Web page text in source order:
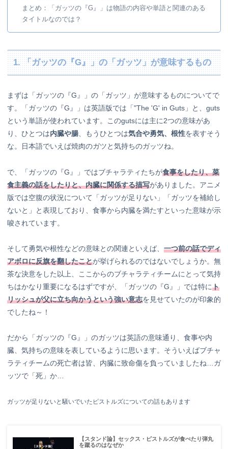
まとめ：「ガッツの『G』」は物語の内容や単語と関連のある
タイトルなのでは？
1. 「ガッツの『G』」の「ガッツ」が意味するもの
まずは「ガッツの『G』」の「ガッツ」が意味するものについてで
す。「ガッツの『G』」は英語版では「"The 'G' in Guts」と、guts
という単語が使われています。このgutsには主に2つの意味があ
り、ひとつは内臓や腸、もうひとつは気合や勇気、根性を表すそう
な。日本語でいえば焼肉のガツと気持ちのガッツね。
で、「ガッツの『G』」ではブチャラティたちが食事をしたり、菜
食主義の話をしたりと、内臓に関係する描写がありました。アニメ
版では空腹の状況について「ガッツが足りない」「ガッツを補給し
ないと」と表現しており、食事から内臓を満たすといった意味が示
唆されています。
そして勇気や根性などの意味との関連といえば、 一つ前の話でディ
アボロに反旗を翻したことが挙げられるのではないでしょうか。無
茶な決意をした以上、ここからのブチャラティチームにとって気持
ちはかなり重要になるはずですが、「ガッツの『G』」では特にト
リッシュが父に立ち向かうという強い意志を見せていたのが印象的
でしたね～！
だから「ガッツの『G』」のガッツは英語の意味通り、食事や内
臓、気持ちの意味を表しているように思います。そういえばブチャ
ラティチームの死亡者は皆、内臓に致命傷を負っていましたね…ガ
ッツで「死」か…
ガッツが足りないと騒いでいたピストルズについての話もあります
【スタンド論】セックス・ピストルズが食べたり弾丸
を蹴るのはなぜか